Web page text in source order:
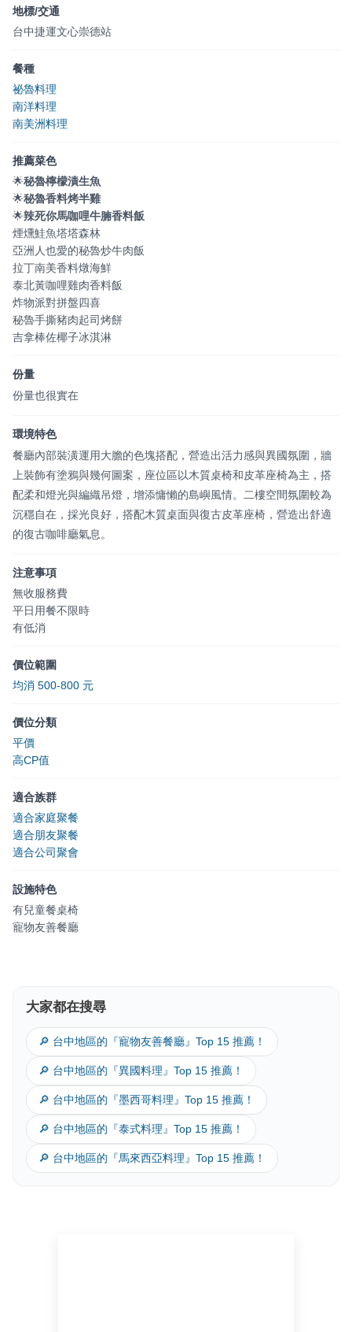
地標/交通
台中捷運文心崇德站
餐種
祕魯料理
南洋料理
南美洲料理
推薦菜色
🌟秘魯檸檬漬生魚
🌟秘魯香料烤半雞
🌟辣死你馬咖哩牛腩香料飯
煙燻鮭魚塔塔森林
亞洲人也愛的秘魯炒牛肉飯
拉丁南美香料燉海鮮
泰北黃咖哩雞肉香料飯
炸物派對拼盤四喜
秘魯手撕豬肉起司烤餅
吉拿棒佐椰子冰淇淋
份量
份量也很實在
環境特色
餐廳內部裝潢運用大膽的色塊搭配，營造出活力感與異國氛圍，牆
上裝飾有塗鴉與幾何圖案，座位區以木質桌椅和皮革座椅為主，搭
配柔和燈光與編織吊燈，增添慵懶的島嶼風情。二樓空間氛圍較為
沉穩自在，採光良好，搭配木質桌面與復古皮革座椅，營造出舒適
的復古咖啡廳氣息。
注意事項
無收服務費
平日用餐不限時
有低消
價位範圍
均消 500-800 元
價位分類
平價
高CP值
適合族群
適合家庭聚餐
適合朋友聚餐
適合公司聚會
設施特色
有兒童餐桌椅
寵物友善餐廳
大家都在搜尋
🔎 台中地區的『寵物友善餐廳』Top 15 推薦！
🔎 台中地區的『異國料理』Top 15 推薦！
🔎 台中地區的『墨西哥料理』Top 15 推薦！
🔎 台中地區的『泰式料理』Top 15 推薦！
🔎 台中地區的『馬來西亞料理』Top 15 推薦！